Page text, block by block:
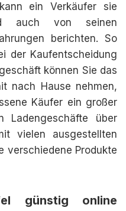
ein Verkäufer sie
auch von seinen
berichten. So
der Kaufentscheidung
können Sie das
nach Hause nehmen,
Käufer ein großer
Ladengeschäfte über
vielen ausgestellten
verschiedene Produkte
günstig online